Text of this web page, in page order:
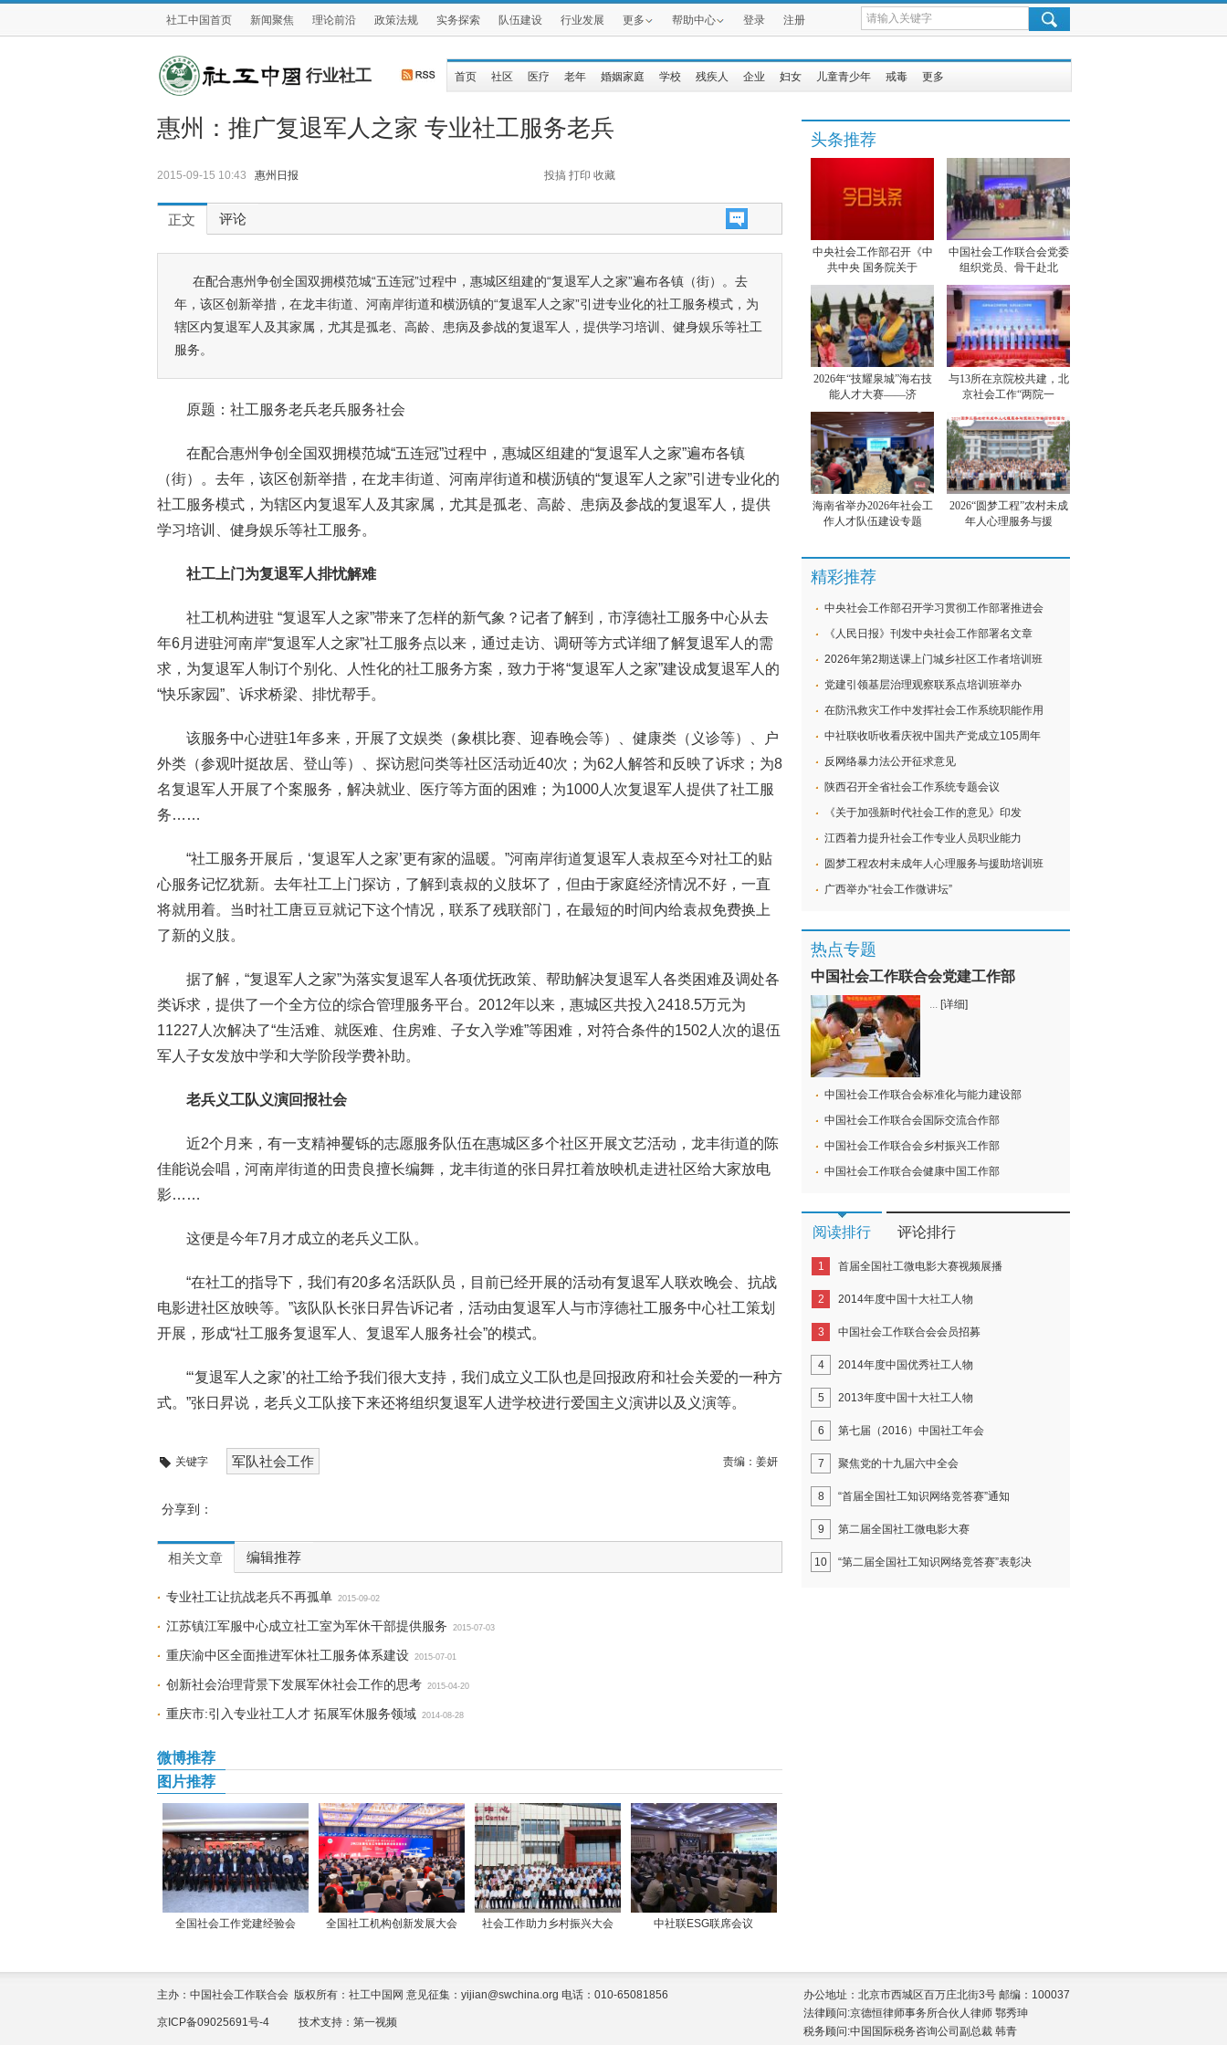
社工中国首页 新闻聚焦 理论前沿 政策法规 实务探索 队伍建设 行业发展 更多 帮助中心 登录 注册
行业社工 首页 社区 医疗 老年 婚姻家庭 学校 残疾人 企业 妇女 儿童青少年 戒毒 更多
惠州：推广复退军人之家 专业社工服务老兵
2015-09-15 10:43 惠州日报 投搞 打印 收藏
正文 评论
在配合惠州争创全国双拥模范城“五连冠”过程中，惠城区组建的“复退军人之家”遍布各镇（街）。去
年，该区创新举措，在龙丰街道、河南岸街道和横沥镇的“复退军人之家”引进专业化的社工服务模式，为
辖区内复退军人及其家属，尤其是孤老、高龄、患病及参战的复退军人，提供学习培训、健身娱乐等社工
服务。
原题：社工服务老兵老兵服务社会
在配合惠州争创全国双拥模范城“五连冠”过程中，惠城区组建的“复退军人之家”遍布各镇
（街）。去年，该区创新举措，在龙丰街道、河南岸街道和横沥镇的“复退军人之家”引进专业化的
社工服务模式，为辖区内复退军人及其家属，尤其是孤老、高龄、患病及参战的复退军人，提供
学习培训、健身娱乐等社工服务。
社工上门为复退军人排忧解难
社工机构进驻 “复退军人之家”带来了怎样的新气象？记者了解到，市淳德社工服务中心从去
年6月进驻河南岸“复退军人之家”社工服务点以来，通过走访、调研等方式详细了解复退军人的需
求，为复退军人制订个别化、人性化的社工服务方案，致力于将“复退军人之家”建设成复退军人的
“快乐家园”、诉求桥梁、排忧帮手。
该服务中心进驻1年多来，开展了文娱类（象棋比赛、迎春晚会等）、健康类（义诊等）、户
外类（参观叶挺故居、登山等）、探访慰问类等社区活动近40次；为62人解答和反映了诉求；为8
名复退军人开展了个案服务，解决就业、医疗等方面的困难；为1000人次复退军人提供了社工服
务……
“社工服务开展后，‘复退军人之家’更有家的温暖。”河南岸街道复退军人袁叔至今对社工的贴
心服务记忆犹新。去年社工上门探访，了解到袁叔的义肢坏了，但由于家庭经济情况不好，一直
将就用着。当时社工唐豆豆就记下这个情况，联系了残联部门，在最短的时间内给袁叔免费换上
了新的义肢。
据了解，“复退军人之家”为落实复退军人各项优抚政策、帮助解决复退军人各类困难及调处各
类诉求，提供了一个全方位的综合管理服务平台。2012年以来，惠城区共投入2418.5万元为
11227人次解决了“生活难、就医难、住房难、子女入学难”等困难，对符合条件的1502人次的退伍
军人子女发放中学和大学阶段学费补助。
老兵义工队义演回报社会
近2个月来，有一支精神矍铄的志愿服务队伍在惠城区多个社区开展文艺活动，龙丰街道的陈
佳能说会唱，河南岸街道的田贵良擅长编舞，龙丰街道的张日昇扛着放映机走进社区给大家放电
影……
这便是今年7月才成立的老兵义工队。
“在社工的指导下，我们有20多名活跃队员，目前已经开展的活动有复退军人联欢晚会、抗战
电影进社区放映等。”该队队长张日昇告诉记者，活动由复退军人与市淳德社工服务中心社工策划
开展，形成“社工服务复退军人、复退军人服务社会”的模式。
“‘复退军人之家’的社工给予我们很大支持，我们成立义工队也是回报政府和社会关爱的一种方
式。”张日昇说，老兵义工队接下来还将组织复退军人进学校进行爱国主义演讲以及义演等。
关键字 军队社会工作 责编： 姜妍
分享到：
相关文章 编辑推荐
专业社工让抗战老兵不再孤单 2015-09-02
江苏镇江军服中心成立社工室为军休干部提供服务 2015-07-03
重庆渝中区全面推进军休社工服务体系建设 2015-07-01
创新社会治理背景下发展军休社会工作的思考 2015-04-20
重庆市:引入专业社工人才 拓展军休服务领域 2014-08-28
微博推荐
图片推荐
全国社会工作党建经验会 全国社工机构创新发展大会 社会工作助力乡村振兴大会 中社联ESG联席会议
头条推荐
中央社会工作部召开《中
共中央 国务院关于
中国社会工作联合会党委
组织党员、骨干赴北
2026年“技耀泉城”海右技
能人才大赛——济
与13所在京院校共建，北
京社会工作“两院一
海南省举办2026年社会工
作人才队伍建设专题
2026“圆梦工程”农村未成
年人心理服务与援
精彩推荐
中央社会工作部召开学习贯彻工作部署推进会
《人民日报》刊发中央社会工作部署名文章
2026年第2期送课上门城乡社区工作者培训班
党建引领基层治理观察联系点培训班举办
在防汛救灾工作中发挥社会工作系统职能作用
中社联收听收看庆祝中国共产党成立105周年
反网络暴力法公开征求意见
陕西召开全省社会工作系统专题会议
《关于加强新时代社会工作的意见》印发
江西着力提升社会工作专业人员职业能力
圆梦工程农村未成年人心理服务与援助培训班
广西举办“社会工作微讲坛”
热点专题
中国社会工作联合会党建工作部
... [详细]
中国社会工作联合会标准化与能力建设部
中国社会工作联合会国际交流合作部
中国社会工作联合会乡村振兴工作部
中国社会工作联合会健康中国工作部
阅读排行 评论排行
1 首届全国社工微电影大赛视频展播
2 2014年度中国十大社工人物
3 中国社会工作联合会会员招募
4 2014年度中国优秀社工人物
5 2013年度中国十大社工人物
6 第七届（2016）中国社工年会
7 聚焦党的十九届六中全会
8 “首届全国社工知识网络竞答赛”通知
9 第二届全国社工微电影大赛
10 “第二届全国社工知识网络竞答赛”表彰决
主办：中国社会工作联合会 版权所有：社工中国网 意见征集：yijian@swchina.org 电话：010-65081856
京ICP备09025691号-4 技术支持： 第一视频
办公地址：北京市西城区百万庄北街3号 邮编：100037
法律顾问:京德恒律师事务所合伙人律师 鄂秀珅
税务顾问:中国国际税务咨询公司副总裁 韩青